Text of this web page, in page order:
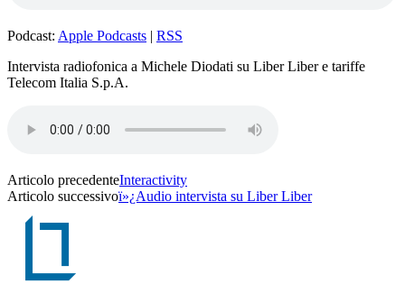
Podcast: Apple Podcasts | RSS
Intervista radiofonica a Michele Diodati su Liber Liber e tariffe
Telecom Italia S.p.A.
Articolo precedenteInteractivity
Articolo successivoï»¿Audio intervista su Liber Liber